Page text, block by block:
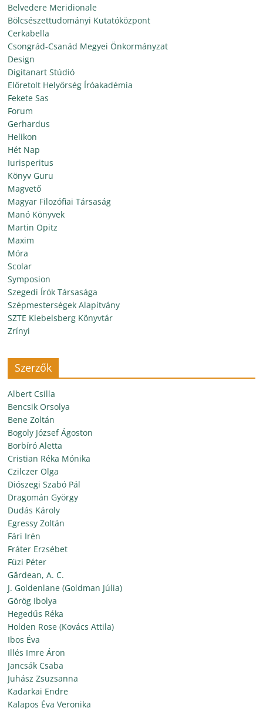
Belvedere Meridionale
Bölcsészettudományi Kutatóközpont
Cerkabella
Csongrád-Csanád Megyei Önkormányzat
Design
Digitanart Stúdió
Előretolt Helyőrség Íróakadémia
Fekete Sas
Forum
Gerhardus
Helikon
Hét Nap
Iurisperitus
Könyv Guru
Magvető
Magyar Filozófiai Társaság
Manó Könyvek
Martin Opitz
Maxim
Móra
Scolar
Symposion
Szegedi Írók Társasága
Szépmesterségek Alapítvány
SZTE Klebelsberg Könyvtár
Zrínyi
Szerzők
Albert Csilla
Bencsik Orsolya
Bene Zoltán
Bogoly József Ágoston
Borbíró Aletta
Cristian Réka Mónika
Czilczer Olga
Diószegi Szabó Pál
Dragomán György
Dudás Károly
Egressy Zoltán
Fári Irén
Fráter Erzsébet
Füzi Péter
Gărdean, A. C.
J. Goldenlane (Goldman Júlia)
Görög Ibolya
Hegedűs Réka
Holden Rose (Kovács Attila)
Ibos Éva
Illés Imre Áron
Jancsák Csaba
Juhász Zsuzsanna
Kadarkai Endre
Kalapos Éva Veronika